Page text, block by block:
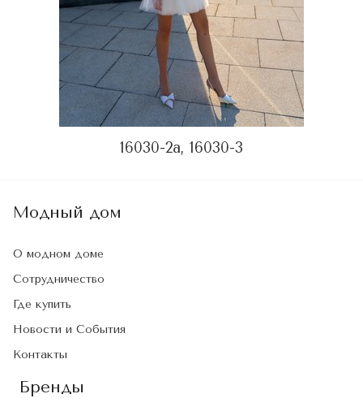
16030-2a, 16030-3
Модный дом
О модном доме
Сотрудничество
Где купить
Новости и События
Контакты
Бренды